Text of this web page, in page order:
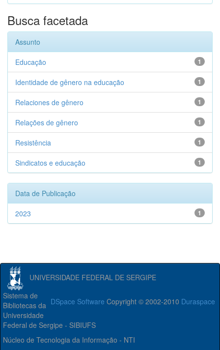
Busca facetada
Assunto
1
Educação
1
Identidade de gênero na educação
1
Relaciones de gênero
1
Relações de gênero
1
Resistência
1
Sindicatos e educação
Data de Publicação
1
2023
UNIVERSIDADE FEDERAL DE SERGIPE
DSpace Software Copyright © 2002-2010 Duraspace
Sistema de
Bibliotecas da
Universidade
Federal de Sergipe - SIBIUFS
Núcleo de Tecnologia da Informação - NTI